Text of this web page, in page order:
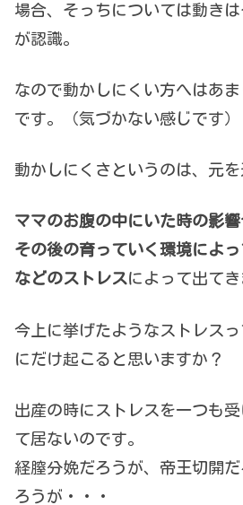
場合、そっちについては動き
が認識。
なので動かしにくい方へはあ
です。（気づかない感じです）
動かしにくさというのは、元を
ママのお腹の中にいた時の影
その後の育っていく環境によ
などのストレスによって出てき
今上に挙げたようなストレス
にだけ起こると思いますか？
出産の時にストレスを一つも
て居ないのです。
経膣分娩だろうが、帝王切開
ろうが・・・